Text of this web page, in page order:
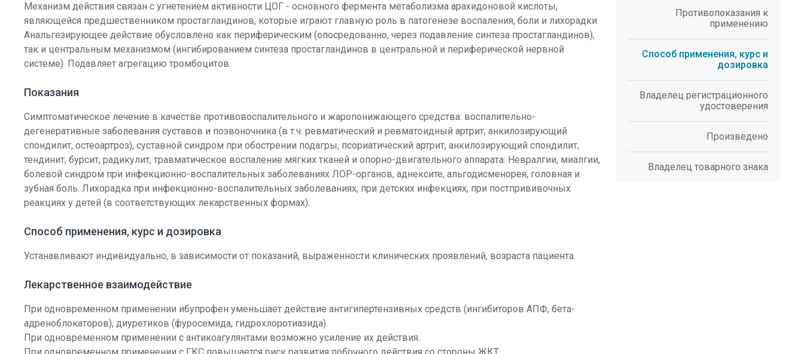
Противопоказания к
применению
Способ применения, курс и
дозировка
Владелец регистрационного
удостоверения
Произведено
Владелец товарного знака
Механизм действия связан с угнетением активности ЦОГ - основного фермента метаболизма арахидоновой кислоты,
являющейся предшественником простагландинов, которые играют главную роль в патогенезе воспаления, боли и лихорадки.
Анальгезирующее действие обусловлено как периферическим (опосредованно, через подавление синтеза простагландинов),
так и центральным механизмом (ингибированием синтеза простагландинов в центральной и периферической нервной
системе). Подавляет агрегацию тромбоцитов.
Показания
Симптоматическое лечение в качестве противовоспалительного и жаропонижающего средства: воспалительно-
дегенеративные заболевания суставов и позвоночника (в т.ч. ревматический и ревматоидный артрит, анкилозирующий
спондилит, остеоартроз), суставной синдром при обострении подагры, псориатический артрит, анкилозирующий спондилит,
тендинит, бурсит, радикулит, травматическое воспаление мягких тканей и опорно-двигательного аппарата. Невралгии, миалгии,
болевой синдром при инфекционно-воспалительных заболеваниях ЛОР-органов, аднексите, альгодисменорея, головная и
зубная боль. Лихорадка при инфекционно-воспалительных заболеваниях, при детских инфекциях, при постпрививочных
реакциях у детей (в соответствующих лекарственных формах).
Способ применения, курс и дозировка
Устанавливают индивидуально, в зависимости от показаний, выраженности клинических проявлений, возраста пациента.
Лекарственное взаимодействие
При одновременном применении ибупрофен уменьшает действие антигипертензивных средств (ингибиторов АПФ, бета-
адреноблокаторов), диуретиков (фуросемида, гидрохлоротиазида).
При одновременном применении с антикоагулянтами возможно усиление их действия.